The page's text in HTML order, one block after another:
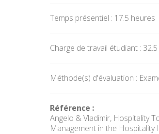
Temps présentiel : 17.5 heures
Charge de travail étudiant :
Méthode(s) d'évaluation :
Référence :
Angelo & Vladimir, Hospitality
Management in the Hospitality